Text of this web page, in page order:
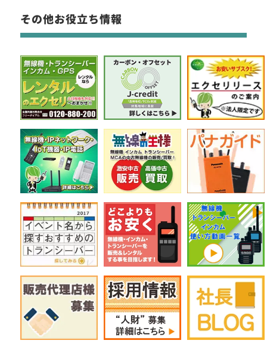
その他お役立ち情報